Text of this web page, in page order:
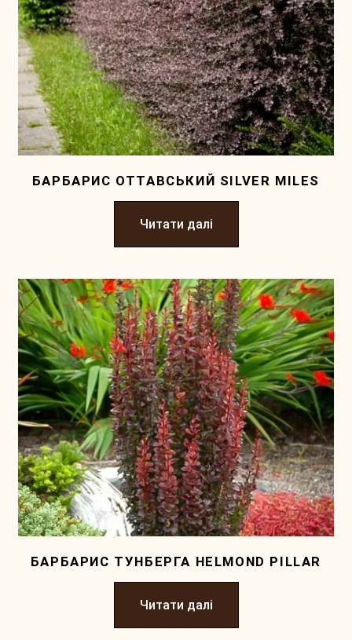
БАРБАРИС ОТТАВСЬКИЙ SILVER MILES
Читати далі
БАРБАРИС ТУНБЕРГА HELMOND PILLAR
Читати далі